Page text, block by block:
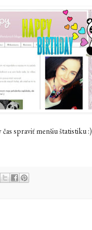
spraviť menšiu štatistiku :)